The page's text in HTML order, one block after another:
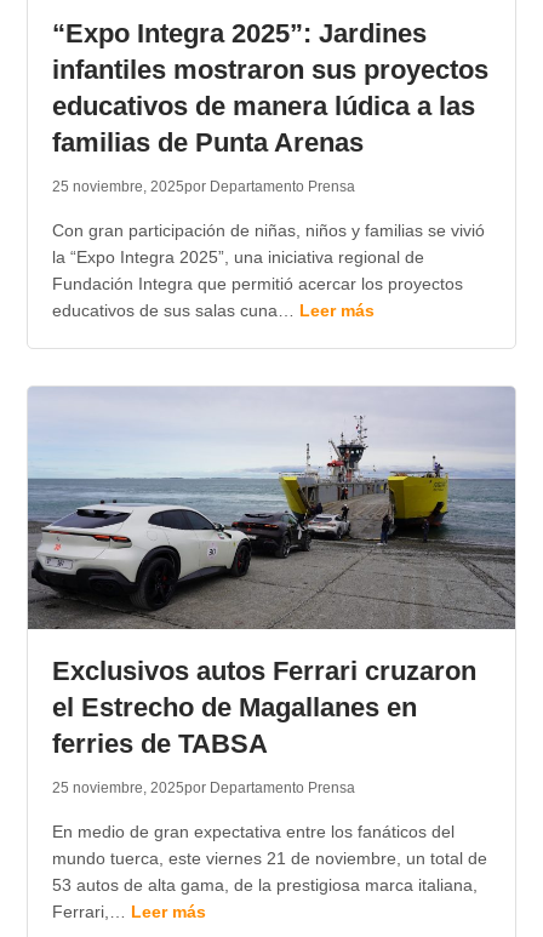
“Expo Integra 2025”: Jardines
infantiles mostraron sus proyectos
educativos de manera lúdica a las
familias de Punta Arenas
25 noviembre, 2025por Departamento Prensa
Con gran participación de niñas, niños y familias se vivió
la “Expo Integra 2025”, una iniciativa regional de
Fundación Integra que permitió acercar los proyectos
educativos de sus salas cuna… Leer más
Exclusivos autos Ferrari cruzaron
el Estrecho de Magallanes en
ferries de TABSA
25 noviembre, 2025por Departamento Prensa
En medio de gran expectativa entre los fanáticos del
mundo tuerca, este viernes 21 de noviembre, un total de
53 autos de alta gama, de la prestigiosa marca italiana,
Ferrari,… Leer más